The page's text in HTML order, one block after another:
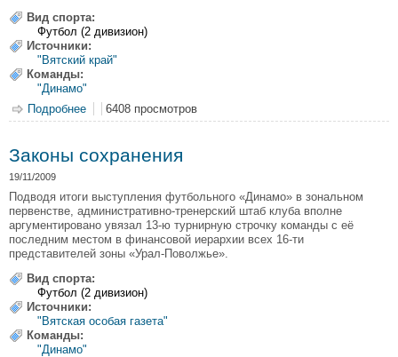
Вид спорта:
Футбол (2 дивизион)
Источники:
"Вятский край"
Команды:
"Динамо"
Подробнее о Светлая голова вятского форварда
6408 просмотров
Законы сохранения
19/11/2009
Подводя итоги выступления футбольного «Динамо» в зональном
первенстве, административно-тренерский штаб клуба вполне
аргументировано увязал 13-ю турнирную строчку команды с её
последним местом в финансовой иерархии всех 16-ти
представителей зоны «Урал-Поволжье».
Вид спорта:
Футбол (2 дивизион)
Источники:
"Вятская особая газета"
Команды:
"Динамо"